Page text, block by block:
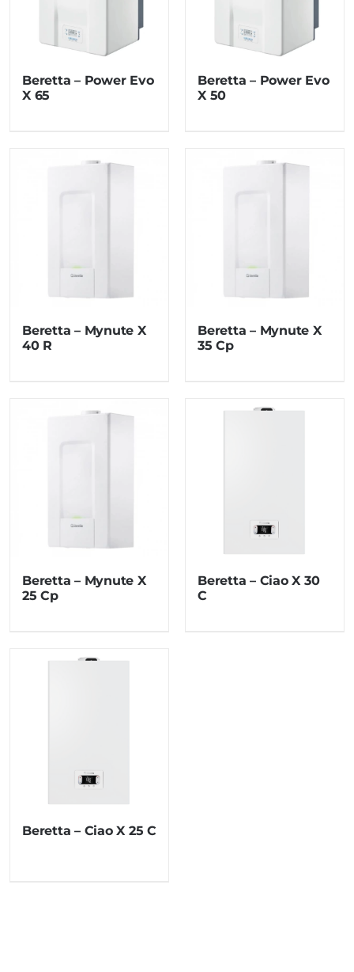
Beretta – Power Evo
X 65
Beretta – Power Evo
X 50
Beretta – Mynute X
40 R
Beretta – Mynute X
35 Cp
Beretta – Mynute X
25 Cp
Beretta – Ciao X 30
C
Beretta – Ciao X 25 C